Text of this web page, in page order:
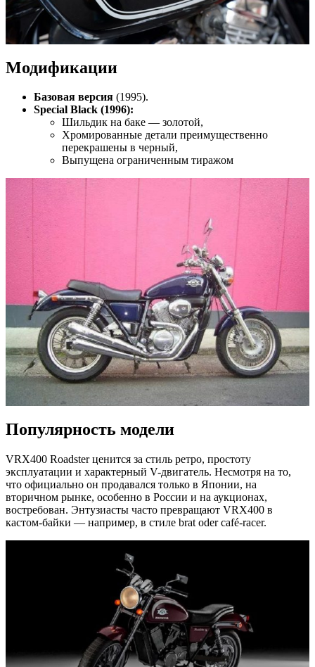
Модификации
Базовая версия (1995).
Special Black (1996):
Шильдик на баке — золотой,
Хромированные детали преимущественно
перекрашены в черный,
Выпущена ограниченным тиражом
Популярность модели
VRX400 Roadster ценится за стиль ретро, простоту
эксплуатации и характерный V-двигатель. Несмотря на то,
что официально он продавался только в Японии, на
вторичном рынке, особенно в России и на аукционах,
востребован. Энтузиасты часто превращают VRX400 в
кастом-байки — например, в стиле brat oder café-racer.